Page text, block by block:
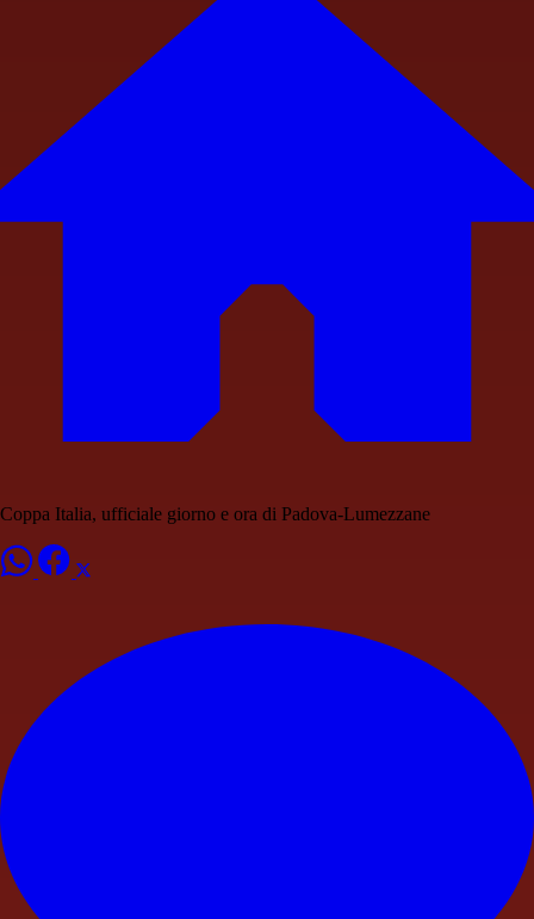
Coppa Italia, ufficiale giorno e ora di Padova-Lumezzane